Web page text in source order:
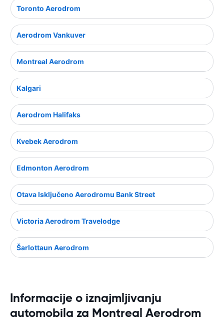
Toronto Aerodrom
Aerodrom Vankuver
Montreal Aerodrom
Kalgari
Aerodrom Halifaks
Kvebek Aerodrom
Edmonton Aerodrom
Otava Isključeno Aerodromu Bank Street
Victoria Aerodrom Travelodge
Šarlottaun Aerodrom
Informacije o iznajmljivanju
automobila za Montreal Aerodrom